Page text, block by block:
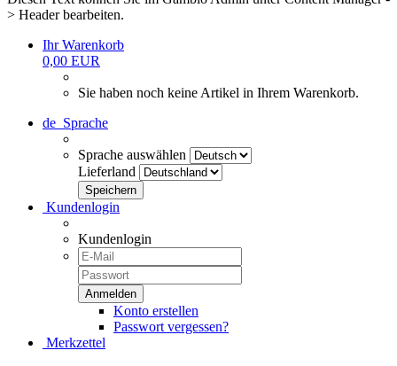
> Header bearbeiten.
Ihr Warenkorb
0,00 EUR
Sie haben noch keine Artikel in Ihrem Warenkorb.
de Sprache
Sprache auswählen
Lieferland
Kundenlogin
Kundenlogin
Konto erstellen
Passwort vergessen?
Merkzettel